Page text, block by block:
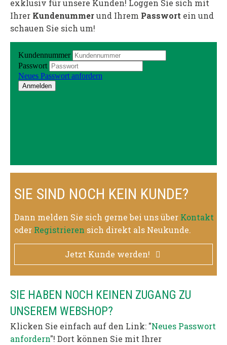
exklusiv für unsere Kunden! Loggen Sie sich mit
Ihrer Kundenummerund Ihrem Passwort ein und
schauen Sie sich um!
SIE SIND NOCH KEIN KUNDE?
Dann melden Sie sich gerne bei uns über Kontakt
oder Registrieren sich direkt als Neukunde.
Jetzt Kunde werden!
SIE HABEN NOCH KEINEN ZUGANG ZU
UNSEREM WEBSHOP?
Klicken Sie einfach auf den Link: "Neues Passwort
anfordern"! Dort können Sie mit Ihrer